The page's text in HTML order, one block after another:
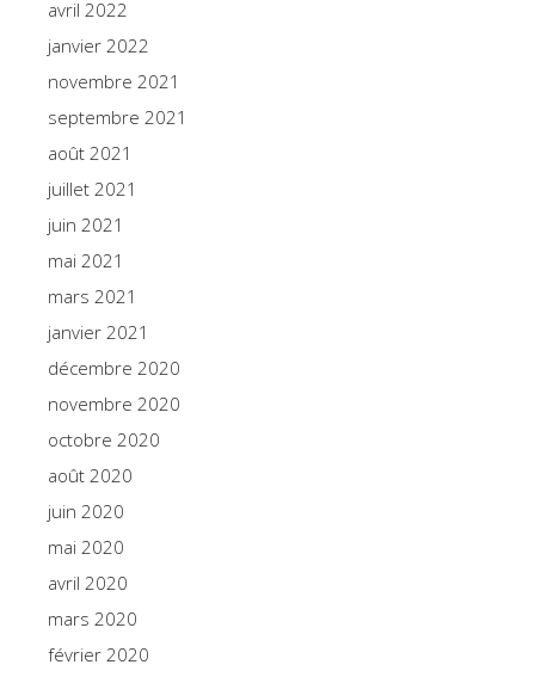
avril 2022
janvier 2022
novembre 2021
septembre 2021
août 2021
juillet 2021
juin 2021
mai 2021
mars 2021
janvier 2021
décembre 2020
novembre 2020
octobre 2020
août 2020
juin 2020
mai 2020
avril 2020
mars 2020
février 2020